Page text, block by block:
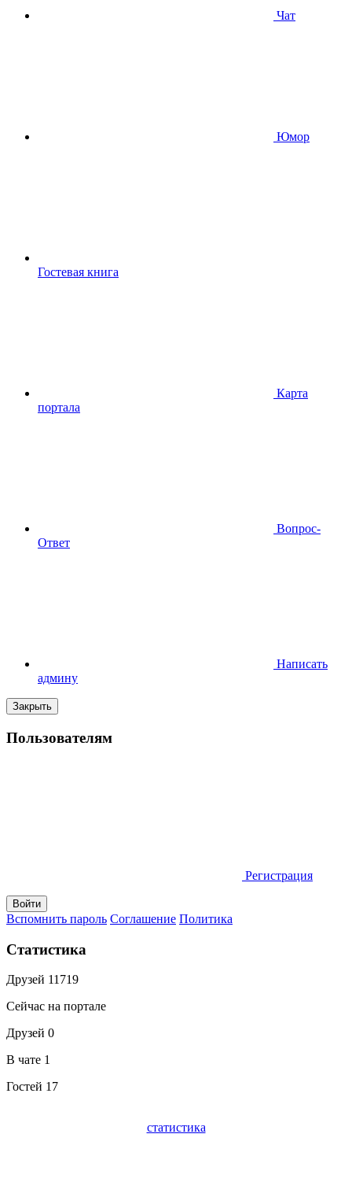
Чат
Юмор
Гостевая книга
Карта
портала
Вопрос-
Ответ
Написать
админу
Закрыть
Пользователям
Регистрация
Вспомнить пароль Соглашение Политика
Статистика
Друзей 11719
Сейчас на портале
Друзей 0
В чате 1
Гостей 17
статистика